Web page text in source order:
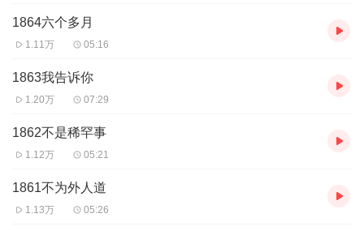
1864六个多月
1.11万 05:16
1863我告诉你
1.20万 07:29
1862不是稀罕事
1.12万 05:21
1861不为外人道
1.13万 05:26